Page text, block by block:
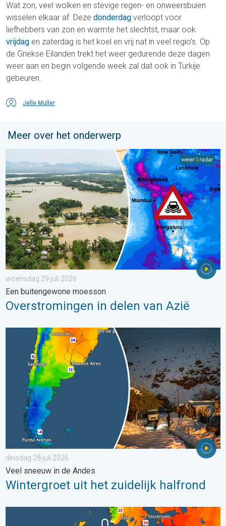
Wat zon, veel wolken en stevige regen- en onweersbuien
wisselen elkaar af. Deze donderdag verloopt voor
liefhebbers van zon en warmte het slechtst, maar ook
vrijdag en zaterdag is het koel en vrij nat in veel regio's. Op
de Griekse Eilanden trekt het weer gedurende deze dagen
weer aan en begin volgende week zal dat ook in Turkije
gebeuren.
Jelle Muller
Meer over het onderwerp
Overstromingen in delen van Azië. Een buitengewone
woensdag 29 juli 2026
Een buitengewone moesson
Overstromingen in delen van Azië
Wintergroet uit het zuidelijk halfrond. Veel sneeuw in de
dinsdag 28 juli 2026
Veel sneeuw in de Andes
Wintergroet uit het zuidelijk halfrond
Europese zeeën zijn ongewoon warm. Tot 30 graden. . .